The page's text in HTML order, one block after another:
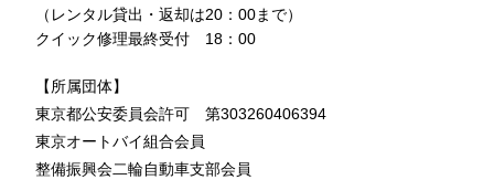
（レンタル貸出・返却は20：00まで）
クイック修理最終受付 18：00
【所属団体】
東京都公安委員会許可 第303260406394
東京オートバイ組合会員
整備振興会二輪自動車支部会員